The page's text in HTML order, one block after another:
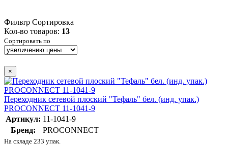
Фильтр Сортировка
Кол-во товаров: 13
Сортировать по
×
Переходник сетевой плоский "Тефаль" бел. (инд. упак.)
PROCONNECT 11-1041-9
Артикул: 11-1041-9
Бренд:
PROCONNECT
На складе 233 упак.